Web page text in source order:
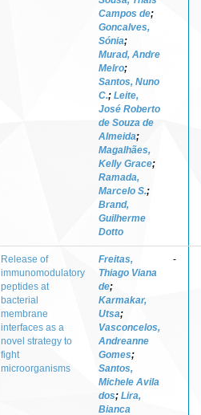
Campos de;
Goncalves,
Sónia;
Murad, Andre
Melro;
Santos, Nuno
C.; Leite,
José Roberto
de Souza de
Almeida;
Magalhães,
Kelly Grace;
Ramada,
Marcelo S.;
Brand,
Guilherme
Dotto
Release of
immunomodulatory
peptides at
bacterial
membrane
interfaces as a
novel strategy to
fight
microorganisms
Freitas,
Thiago Viana
de;
Karmakar,
Utsa;
Vasconcelos,
Andreanne
Gomes;
Santos,
Michele Avila
dos; Lira,
Bianca
-